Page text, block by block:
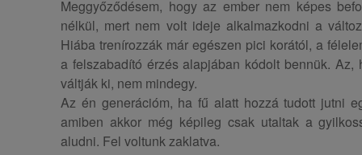
Meggyőződésem, hogy az ember nem képes
nélkül, mert nem volt ideje alkalmazkodni a
Hiába trenírozzák már egészen pici korától, a
a felszabadító érzés alapjában kódolt bennük. Az,
váltják ki, nem mindegy.
Az én generációm, ha fű alatt hozzá tudott jutni
amiben akkor még képileg csak utaltak a
aludni. Fel voltunk zaklatva.